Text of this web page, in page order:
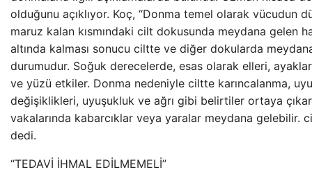
olduğunu açıklıyor. Koç, “Donma temel olarak vücudun
maruz kalan kısmındaki cilt dokusunda meydana gelen
altında kalması sonucu ciltte ve diğer dokularda
durumudur. Soğuk derecelerde, esas olarak elleri,
ve yüzü etkiler. Donma nedeniyle ciltte karıncalanma,
değişiklikleri, uyuşukluk ve ağrı gibi belirtiler ortaya
vakalarında kabarcıklar veya yaralar meydana gelebilir.
dedi.
“TEDAVİ İHMAL EDİLMEMELİ”